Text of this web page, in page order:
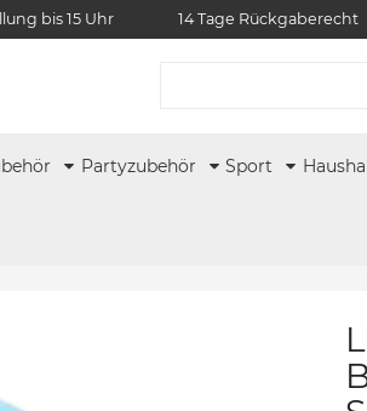
bis 15 Uhr 14 Tage Rückgaberecht
Partyzubehör Sport